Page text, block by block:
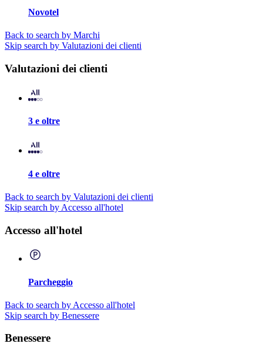
Novotel
Back to search by Marchi
Skip search by Valutazioni dei clienti
Valutazioni dei clienti
3 e oltre
4 e oltre
Back to search by Valutazioni dei clienti
Skip search by Accesso all'hotel
Accesso all'hotel
Parcheggio
Back to search by Accesso all'hotel
Skip search by Benessere
Benessere